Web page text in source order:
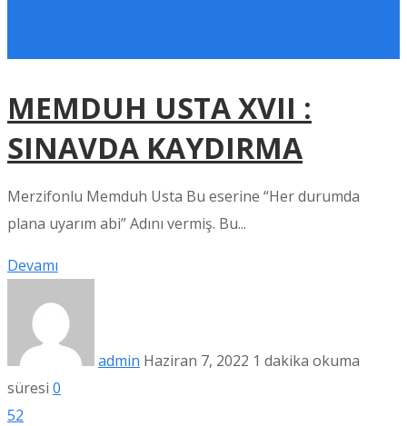
MEMDUH USTA XVII :
SINAVDA KAYDIRMA
Merzifonlu Memduh Usta Bu eserine “Her durumda
plana uyarım abi” Adını vermiş. Bu...
Devamı
admin Haziran 7, 2022 1 dakika okuma
süresi 0
52